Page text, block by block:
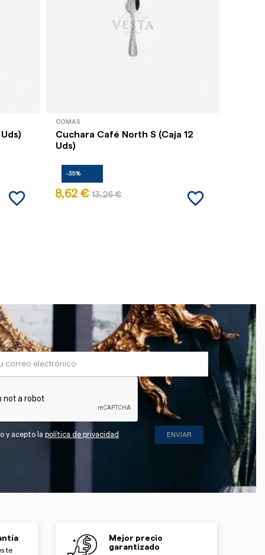
favorite_border
COMAS
Cuchara Café North S (Caja 12
Uds)
-35%
8,62 € 13,26 € favorite_border
y acepto lapolítica de privacidad
te
Mejor precio
garantizado